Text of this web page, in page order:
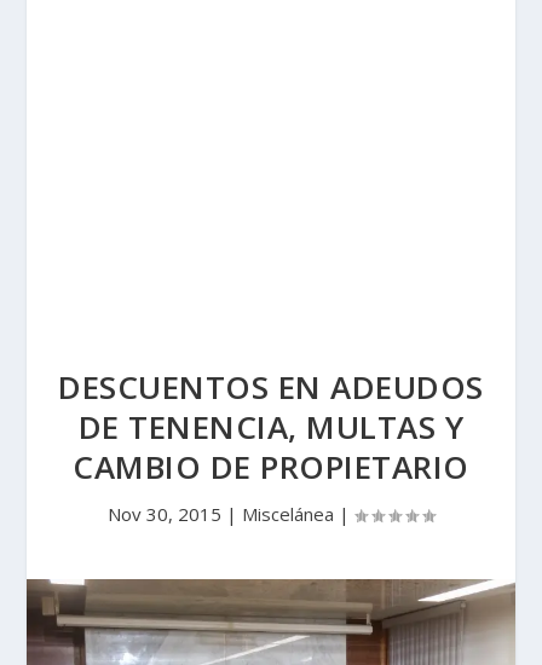
DESCUENTOS EN ADEUDOS
DE TENENCIA, MULTAS Y
CAMBIO DE PROPIETARIO
Nov 30, 2015 | Miscelánea |